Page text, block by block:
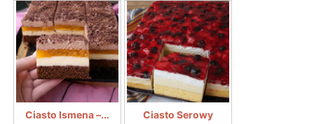
Ciasto Ismena –...
Ciasto Serowy